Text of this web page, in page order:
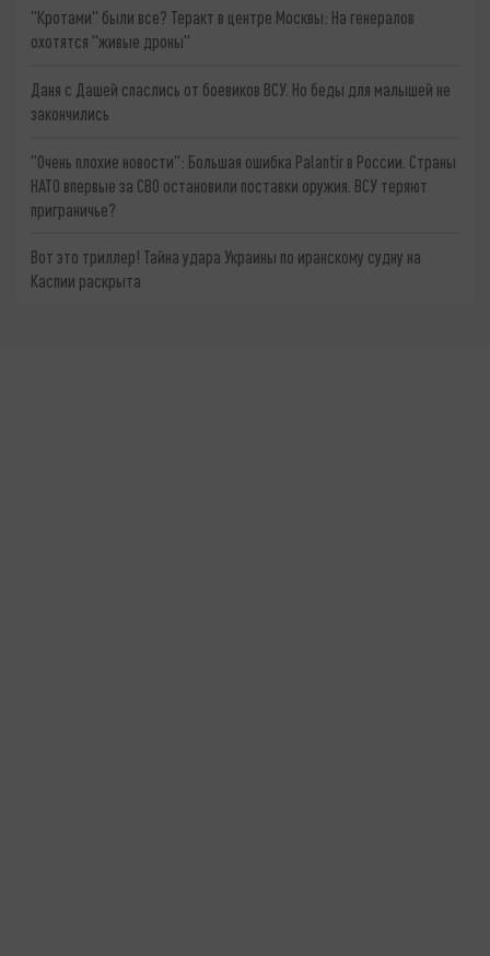
"Кротами" были все? Теракт в центре Москвы: На генералов
охотятся "живые дроны"
Даня с Дашей спаслись от боевиков ВСУ. Но беды для малышей не
закончились
"Очень плохие новости": Большая ошибка Palantir в России. Страны
НАТО впервые за СВО остановили поставки оружия. ВСУ теряют
приграничье?
Вот это триллер! Тайна удара Украины по иранскому судну на
Каспии раскрыта